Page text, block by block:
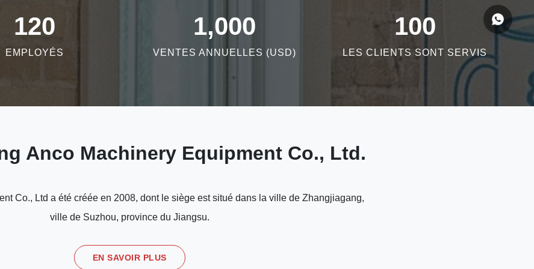
120
EMPLOYÉS
1,000
VENTES ANNUELLES (USD)
100
LES CLIENTS SONT SERVIS
Anco Machinery Equipment Co., Ltd.
Co., Ltd a été créée en 2008, dont le siège est situé dans la ville de Zhangjiagang,
ville de Suzhou, province du Jiangsu.
EN SAVOIR PLUS